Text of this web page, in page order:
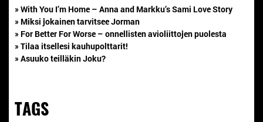
» With You I’m Home – Anna and Markku’s Sami Love Story
» Miksi jokainen tarvitsee Jorman
» For Better For Worse – onnellisten avioliittojen puolesta
» Tilaa itsellesi kauhupolttarit!
» Asuuko teilläkin Joku?
TAGS